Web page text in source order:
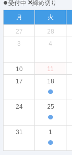
●受付中 ×締め切り
月
火
27
28
3
4
10 11
17
18
●
24 25
●
31 1
●